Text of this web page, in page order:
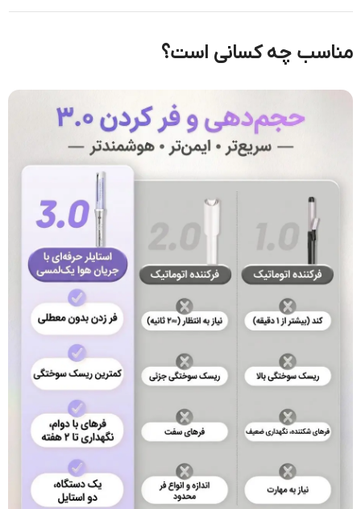
مناسب چه کسانی است؟